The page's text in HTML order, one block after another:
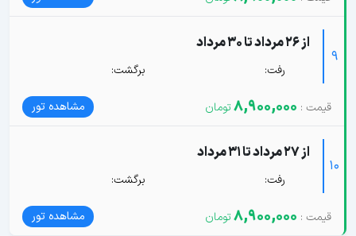
9
از 26 مرداد تا 30 مرداد
رفت: برگشت:
8,900,000 مشاهده تور
10
از 27 مرداد تا 31 مرداد
رفت: برگشت:
8,900,000 مشاهده تور